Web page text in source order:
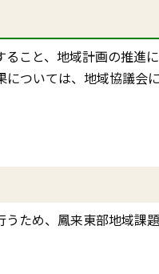
こと、地域計画の推進
ついては、地域協議会
ため、鳳来東部地域課